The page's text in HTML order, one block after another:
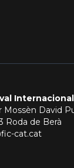
Mossèn David
Roda de Berà
cat.cat